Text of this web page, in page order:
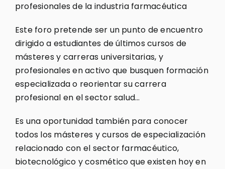
profesionales de la industria farmacéutica
Este foro pretende ser un punto de encuentro
dirigido a estudiantes de últimos cursos de
másteres y carreras universitarias, y
profesionales en activo que busquen formación
especializada o reorientar su carrera
profesional en el sector salud…
Es una oportunidad también para conocer
todos los másteres y cursos de especialización
relacionado con el sector farmacéutico,
biotecnológico y cosmético que existen hoy en